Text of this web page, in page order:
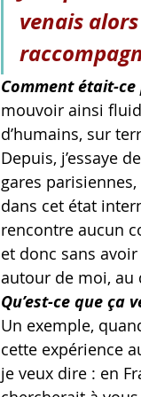
venais
Comment était-ce
mouvoir ainsi
d’humains, sur
Depuis, j’essaye
gares
dans cet état
rencontre aucun
et donc sans
autour de moi, au
Qu’est-ce que ça
Un exemple,
cette expérience
je veux dire : en